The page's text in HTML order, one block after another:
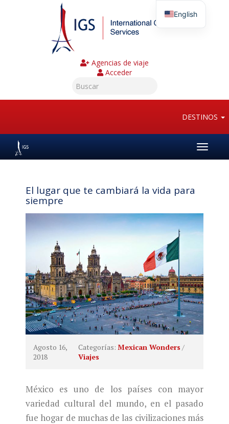
Agencias de viaje
Acceder
DESTINOS
Toggle
El lugar que te cambiará la vida para
siempre
Agosto 16,
2018
Categorías: Mexican Wonders /
Viajes
México es uno de los países con mayor
variedad cultural del mundo, en el pasado
fue hogar de muchas de las civilizaciones más
English